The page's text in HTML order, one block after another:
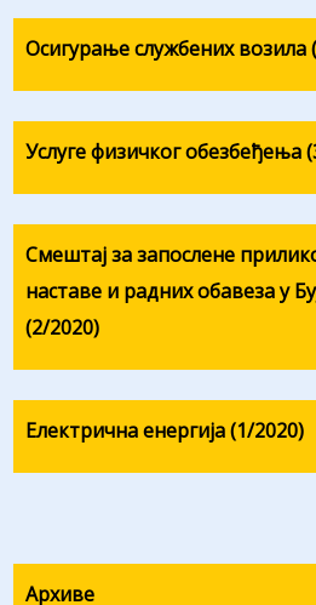
Осигурање службених возила
Услуге физичког обезбеђења
Смештај за запослене
наставе и радних обавеза у
(2/2020)
Електрична енергија (1/2020)
Архиве